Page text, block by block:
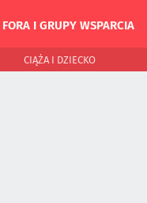
FORA I GRUPY WSPARCIA
CIĄŻA I DZIECKO